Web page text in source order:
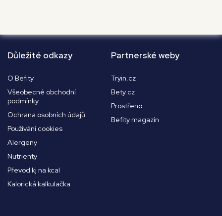
Důležité odkazy
O Befity
Všeobecné obchodní
podmínky
Ochrana osobních údajů
Používání cookies
Alergeny
Nutrienty
Převod kj na kcal
Kalorická kalkulačka
Partnerské weby
Tryin.cz
Bety.cz
Prostřeno
Befity magazín